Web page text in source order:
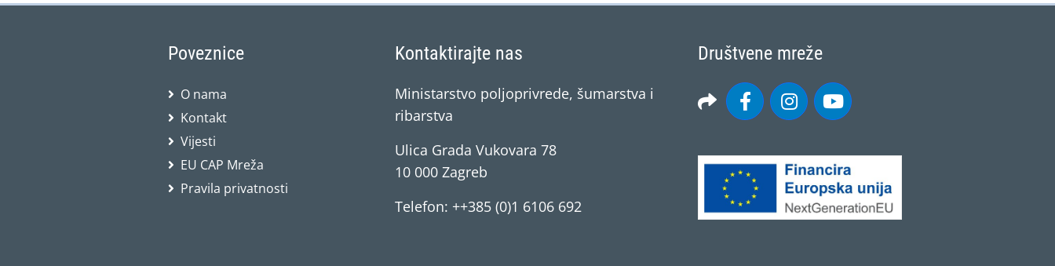
Poveznice
O nama
Kontakt
Vijesti
EU CAP Mreža
Pravila privatnosti
Kontaktirajte nas
Ministarstvo poljoprivrede, šumarstva i
ribarstva
Ulica Grada Vukovara 78
10 000 Zagreb
Telefon: ++385 (0)1 6106 692
Društvene mreže